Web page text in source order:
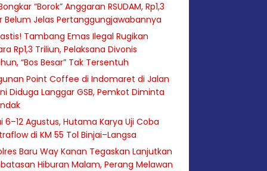
“Borok” Anggaran RSUDAM, Rp1,3
Belum Jelas Pertanggungjawabannya
Tambang Emas Ilegal Rugikan
Rp1,3 Triliun, Pelaksana Divonis
“Bos Besar” Tak Tersentuh
Point Coffee di Indomaret di Jalan
Diduga Langgar GSB, Pemkot Diminta
6–12 Agustus, Hutama Karya Uji Coba
di KM 55 Tol Binjai–Langsa
Baru Way Kanan Tegaskan Lanjutkan
Hiburan Malam, Perang Melawan